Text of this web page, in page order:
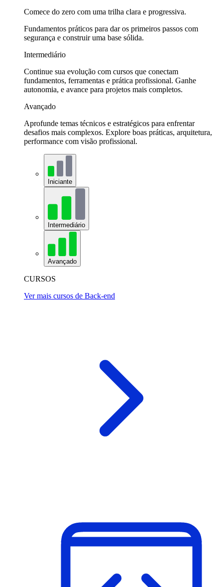
Comece do zero com uma trilha clara e progressiva.
Fundamentos práticos para dar os primeiros passos com
segurança e construir uma base sólida.
Intermediário
Continue sua evolução com cursos que conectam
fundamentos, ferramentas e prática profissional. Ganhe
autonomia, e avance para projetos mais completos.
Avançado
Aprofunde temas técnicos e estratégicos para enfrentar
desafios mais complexos. Explore boas práticas, arquitetura,
performance com visão profissional.
Iniciante
Intermediário
Avançado
CURSOS
Ver mais cursos de Back-end